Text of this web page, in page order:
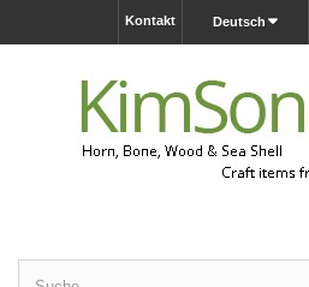
Deutsch
Kontakt